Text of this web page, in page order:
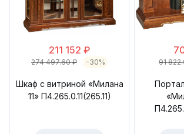
211 152 ₽
274 497.60₽ -30%
Шкаф с витриной «Милана
11» П4.265.0.11(265.11)
91